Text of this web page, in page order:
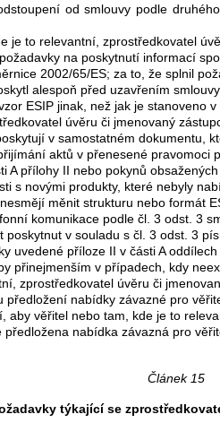
od smlouvy podle
je to relevantní, zprostředkovatel
na poskytnutí informací
2002/65/ES; za to, že splnil
alespoň před uzavřením
ESIP jinak, než jak je stanoveno
úvěru či jmenovaný
v samostatném dokumentu,
aktů v přenesené pravomoci
A přílohy II nebo pokynů
s novými produkty, které nebyly
měnit strukturu nebo formát
komunikace podle čl. 3 odst. 3
poskytnut v souladu s čl. 3 odst. 3
uvedené příloze II v části A
přinejmenším v případech, kdy
zprostředkovatel úvěru či
předložení nabídky závazné pro
aby věřitel nebo tam, kde je to
předložena nabídka závazná pro
Článek 15
týkající se